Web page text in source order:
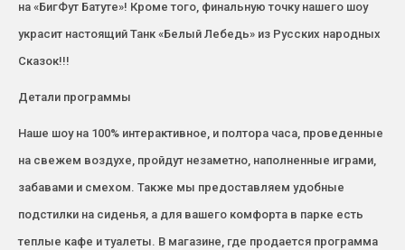
на «БигФут Батуте»! Кроме того, финальную точку нашего шоу
украсит настоящий Танк «Белый Лебедь» из Русских народных
Сказок!!!
Детали программы
Наше шоу на 100% интерактивное, и полтора часа, проведенные
на свежем воздухе, пройдут незаметно, наполненные играми,
забавами и смехом. Также мы предоставляем удобные
подстилки на сиденья, а для вашего комфорта в парке есть
теплые кафе и туалеты. В магазине, где продается программа